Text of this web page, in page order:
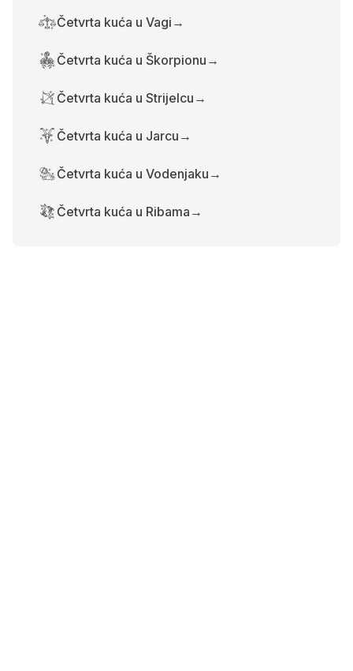
Četvrta kuća u Vagi →
Četvrta kuća u Škorpionu →
Četvrta kuća u Strijelcu →
Četvrta kuća u Jarcu →
Četvrta kuća u Vodenjaku →
Četvrta kuća u Ribama →